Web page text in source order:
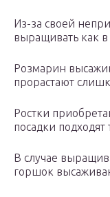
Из-за своей
выращивать как
Розмарин
прорастают
Ростки
посадки
В случае
горшок